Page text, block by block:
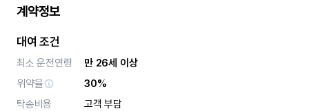
계약정보
대여 조건
최소 운전연령
만 26세 이상
위약율
30%
탁송비용
고객 부담